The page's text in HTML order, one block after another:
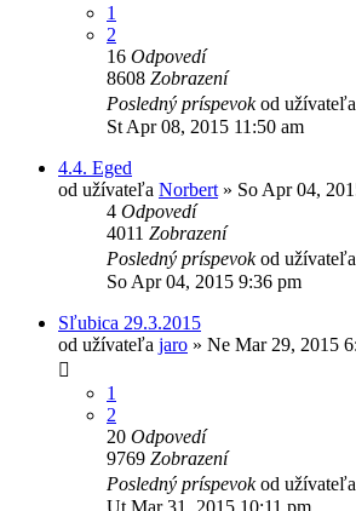
1
2
16 Odpovedí
8608 Zobrazení
Posledný príspevokod užívateľa
St Apr 08, 2015 11:50 am
4.4. Eged
od užívateľa Norbert » So Apr 04,
4 Odpovedí
4011 Zobrazení
Posledný príspevokod užívateľa
So Apr 04, 2015 9:36 pm
Sľubica 29.3.2015
od užívateľa jaro » Ne Mar 29, 2015
1
2
20 Odpovedí
9769 Zobrazení
Posledný príspevokod užívateľa
Ut Mar 31, 2015 10:11 pm